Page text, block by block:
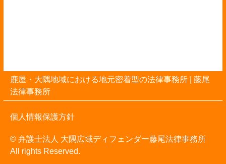
鹿屋・大隅地域における地元密着型の法律事務所 | 藤尾
法律事務所
個人情報保護方針
© 弁護士法人 大隅広域ディフェンダー藤尾法律事務所
All rights Reserved.